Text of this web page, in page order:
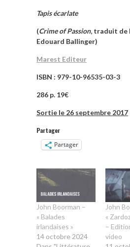
Tapis écarlate
(Crime of Passion, traduit de
Edouard Ballinger)
Marest Editeur
ISBN : 979-10-96535-03-3
286 p. 19€
Sortie le 26 septembre 2017
Partager
Partager
John Boorman –
« Balades
irlandaises »
14 octobre 2024
John
«
–
video